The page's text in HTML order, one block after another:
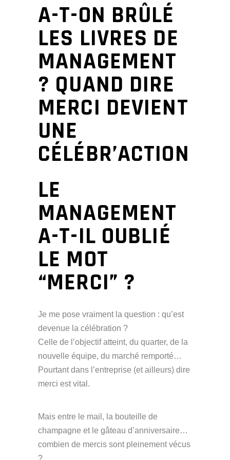
A-T-ON BRÛLÉ
LES LIVRES DE
MANAGEMENT
? QUAND DIRE
MERCI DEVIENT
UNE
CÉLÉBR’ACTION
LE
MANAGEMENT
A-T-IL OUBLIÉ
LE MOT
“MERCI” ?
Je me pose vraiment la question : qu’est
devenue la célébration ?
Celle de l’objectif atteint, du quarter, de la
nouvelle équipe, du marché remporté…
Pourtant dans l’entreprise (et ailleurs) dire
merci est vital.
Mais entre le mail, la bouteille de
champagne et le gâteau d’anniversaire…
combien de mercis sont pleinement vécus
?